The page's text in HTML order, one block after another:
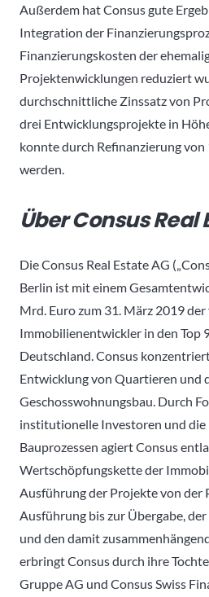
Außerdem hat Consus gute
Integration der
Finanzierungskosten der
Projektenwicklungen reduziert
durchschnittliche Zinssatz von
drei Entwicklungsprojekte in
konnte durch Refinanzierung von
werden.
Über Consus Real
Die Consus Real Estate AG
Berlin ist mit einem
Mrd. Euro zum 31. März 2019
Immobilienentwickler in den Top
Deutschland. Consus
Entwicklung von Quartieren und
Geschosswohnungsbau. Durch
institutionelle Investoren und
Bauprozessen agiert Consus
Wertschöpfungskette der
Ausführung der Projekte von der
Ausführung bis zur Übergabe,
und den damit
erbringt Consus durch ihre
Gruppe AG und Consus Swiss